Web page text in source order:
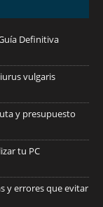
Definitiva
vulgaris
y presupuesto
tu PC
y errores que evitar